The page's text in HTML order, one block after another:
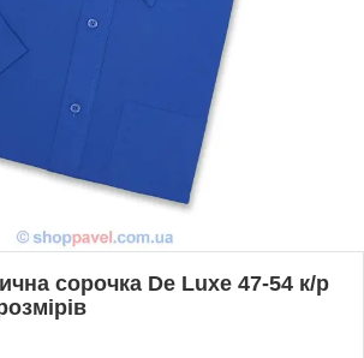
сорочка De Luxe 47-54 к/р